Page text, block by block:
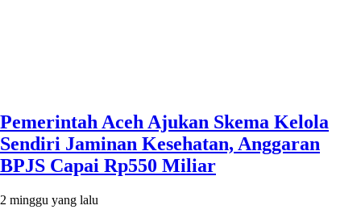
Pemerintah Aceh Ajukan Skema Kelola
Sendiri Jaminan Kesehatan, Anggaran
BPJS Capai Rp550 Miliar
2 minggu yang lalu